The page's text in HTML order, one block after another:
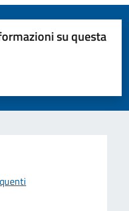
su questa
5